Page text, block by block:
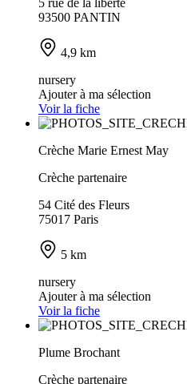
93500 PANTIN
4,9 km
nursery
Ajouter à ma sélection
Voir la fiche
Crèche Marie Ernest May
Crèche partenaire
54 Cité des Fleurs
75017 Paris
5 km
nursery
Ajouter à ma sélection
Voir la fiche
Plume Brochant
Crèche partenaire